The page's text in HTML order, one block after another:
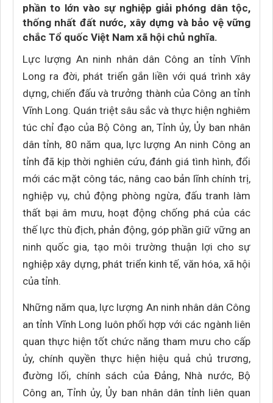
phần to lớn vào sự nghiệp giải phóng dân tộc,
thống nhất đất nước, xây dựng và bảo vệ vững
chắc Tổ quốc Việt Nam xã hội chủ nghĩa.
Lực lượng An ninh nhân dân Công an tỉnh Vĩnh
Long ra đời, phát triển gắn liền với quá trình xây
dựng, chiến đấu và trưởng thành của Công an tỉnh
Vĩnh Long. Quán triệt sâu sắc và thực hiện nghiêm
túc chỉ đạo của Bộ Công an, Tỉnh ủy, Ủy ban nhân
dân tỉnh, 80 năm qua, lực lượng An ninh Công an
tỉnh đã kịp thời nghiên cứu, đánh giá tình hình, đổi
mới các mặt công tác, nâng cao bản lĩnh chính trị,
nghiệp vụ, chủ động phòng ngừa, đấu tranh làm
thất bại âm mưu, hoạt động chống phá của các
thế lực thù địch, phản động, góp phần giữ vững an
ninh quốc gia, tạo môi trường thuận lợi cho sự
nghiệp xây dựng, phát triển kinh tế, văn hóa, xã hội
của tỉnh.
Những năm qua, lực lượng An ninh nhân dân Công
an tỉnh Vĩnh Long luôn phối hợp với các ngành liên
quan thực hiện tốt chức năng tham mưu cho cấp
ủy, chính quyền thực hiện hiệu quả chủ trương,
đường lối, chính sách của Đảng, Nhà nước, Bộ
Công an, Tỉnh ủy, Ủy ban nhân dân tỉnh liên quan